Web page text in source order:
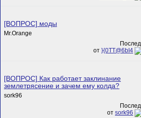
[ВОПРОС] моды
Mr.Orange
от }{0TT@6bI4
[ВОПРОС] Как работает заклинание
землетрясение и зачем ему колда?
sork96
от sork96